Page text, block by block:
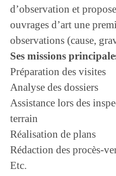
d’observation et
ouvrages d’art une
observations (cause,
Ses missions
Préparation des visites
Analyse des dossiers
Assistance lors des
terrain
Réalisation de plans
Rédaction des procès-
Etc.